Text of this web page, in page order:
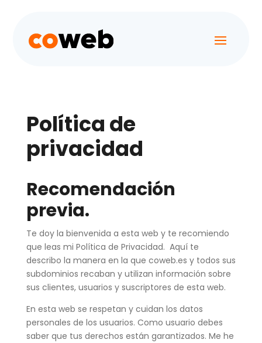
Política de
privacidad
Recomendación
previa.
Te doy la bienvenida a esta web y te recomiendo
que leas mi Política de Privacidad. Aquí te
describo la manera en la que coweb.es y todos sus
subdominios recaban y utilizan información sobre
sus clientes, usuarios y suscriptores de esta web.
En esta web se respetan y cuidan los datos
personales de los usuarios. Como usuario debes
saber que tus derechos están garantizados. Me he